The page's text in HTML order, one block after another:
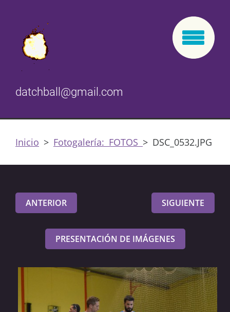
datchball@gmail.com
Inicio > Fotogalería: FOTOS > DSC_0532.JPG
ANTERIOR SIGUIENTE
PRESENTACIÓN DE IMÁGENES